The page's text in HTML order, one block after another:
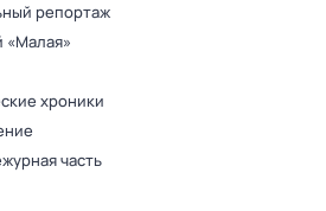
репортаж
«Малая»
хроники
часть